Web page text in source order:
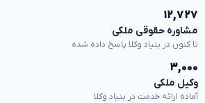
۱۲,۷۲۷
مشاوره حقوقی ملکی
تا کنون در بنیاد وکلا پاسخ داده شده
۳,۰۰۰
وکیل ملکی
آماده ارائه خدمت در بنیاد وکلا